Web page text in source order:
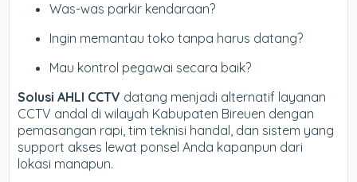
Was-was parkir kendaraan?
Ingin memantau toko tanpa harus datang?
Mau kontrol pegawai secara baik?
Solusi AHLI CCTV datang menjadi alternatif layanan
CCTV andal di wilayah Kabupaten Bireuen dengan
pemasangan rapi, tim teknisi handal, dan sistem yang
support akses lewat ponsel Anda kapanpun dari
lokasi manapun.